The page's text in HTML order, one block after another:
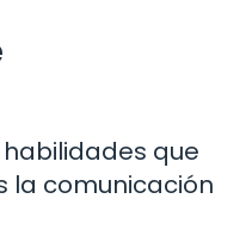
que
la comunicación